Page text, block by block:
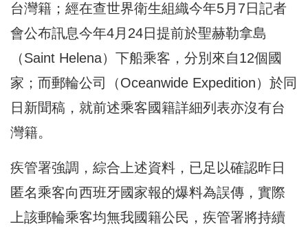
台灣籍；經在查世界衛生組織今年5月7日記者
會公布訊息今年4月24日提前於聖赫勒拿島
（Saint Helena）下船乘客，分別來自12個國
家；而郵輪公司（Oceanwide Expedition）於同
日新聞稿，就前述乘客國籍詳細列表亦沒有台
灣籍。
疾管署強調，綜合上述資料，已足以確認昨日
匿名乘客向西班牙國家報的爆料為誤傳，實際
上該郵輪乘客均無我國籍公民，疾管署將持續